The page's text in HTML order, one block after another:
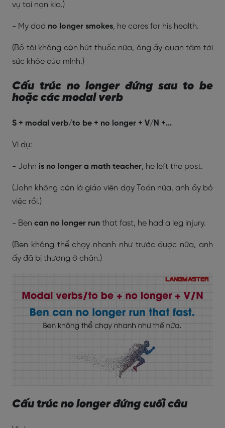
vụ tai nạn kia.)
- My dad no longer smokes, he cares for his health.
(Bố tôi không còn hút thuốc nữa, ông ấy quan tâm tới
sức khỏe của mình.)
Cấu trúc no longer đứng sau to be
hoặc các modal verb
S + modal verb/to be + no longer + V/N +...
Ví dụ:
- John is no longer a math teacher, he left the post.
(John không còn là giáo viên dạy Toán nữa, anh ấy bỏ
việc rồi.)
- Ben can no longer run that fast, he had a leg injury.
(Ben không thể chạy nhanh như trước được nữa, anh
ấy đã bị thương ở chân.)
Cấu trúc no longer đứng cuối câu